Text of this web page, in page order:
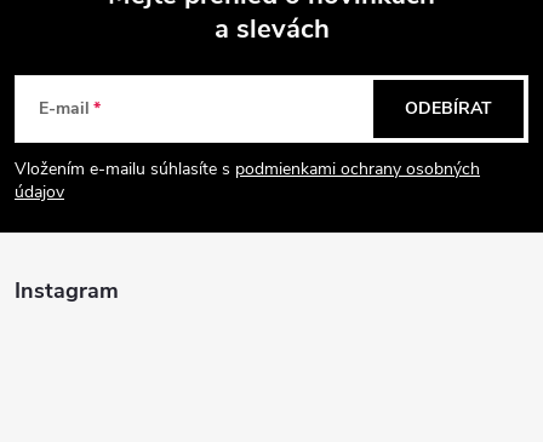
p
a
a slevách
E-mail
Vložením e-mailu súhlasíte s podmienkami ochrany osobných
údajov
ODEBÍRAT
Instagram